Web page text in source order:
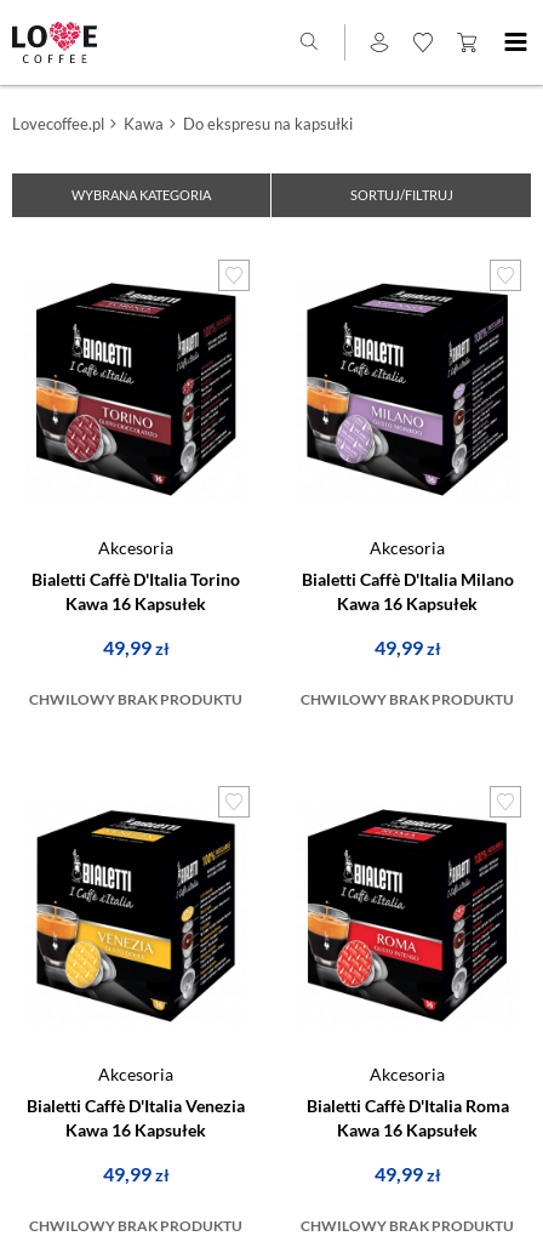
Lovecoffee.pl Kawa Do ekspresu na kapsułki
WYBRANA KATEGORIA SORTUJ/FILTRUJ
Akcesoria
Bialetti Caffè D'Italia Torino
Kawa 16 Kapsułek
49,99zł
CHWILOWY BRAK PRODUKTU
Akcesoria
Bialetti Caffè D'Italia Milano
Kawa 16 Kapsułek
49,99zł
CHWILOWY BRAK PRODUKTU
Akcesoria
Bialetti Caffè D'Italia Venezia
Kawa 16 Kapsułek
49,99zł
CHWILOWY BRAK PRODUKTU
Akcesoria
Bialetti Caffè D'Italia Roma
Kawa 16 Kapsułek
49,99zł
CHWILOWY BRAK PRODUKTU